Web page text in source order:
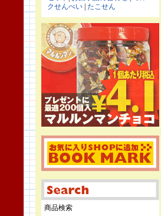
クせんべい たこせん
商品検索